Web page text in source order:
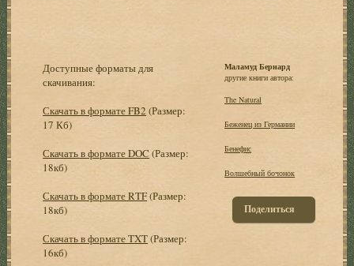
Доступные форматы для
скачивания:
Скачать в формате FB2 (Размер:
17 Кб)
Скачать в формате DOC (Размер:
18кб)
Скачать в формате RTF(Размер:
18кб)
Скачать в формате TXT(Размер:
16кб)
Маламуд Бернард
другие книги автора:
The Natural
Беженец из Германии
Бенефис
Волшебный бочонок
Поделиться